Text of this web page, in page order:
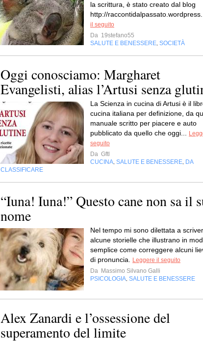
la scrittura, è stato creato dal blog
http://raccontidalpassato.wordpress.
il seguito
Da 19stefano55
SALUTE E BENESSERE SOCIETÀ
Oggi conosciamo: Margharet
Evangelisti, alias l’Artusi senza
La Scienza in cucina di Artusi è il
cucina italiana per definizione, da
manuale scritto per piacere e auto
pubblicato da quello che oggi...
seguito
Da Gftl
CUCINA SALUTE E BENESSERE DA
CLASSIFICARE
“Iuna! Iuna!” Questo cane non sa il
nome
Nel tempo mi sono dilettata a
alcune storielle che illustrano in
semplice come correggere alcuni
di pronuncia.
Leggere il seguito
Da Massimo Silvano Galli
PSICOLOGIA SALUTE E BENESSERE
Alex Zanardi e l’ossessione del
superamento del limite